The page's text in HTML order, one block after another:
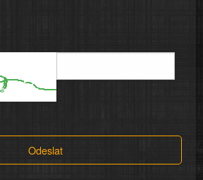
Odeslat